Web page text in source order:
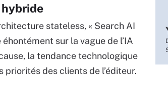
stateless, « Search AI
sur la vague de l’IA
la tendance technologique
priorités des clients de l’éditeur.